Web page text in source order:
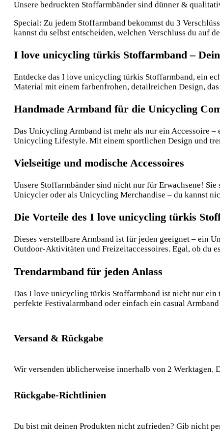
Unsere bedruckten Stoffarmbänder sind dünner &
Special: Zu jedem Stoffarmband bekommst du 3
kannst du selbst entscheiden, welchen Verschluss du auf
I love unicycling türkis Stoffarmband –
Entdecke das I love unicycling türkis Stoffarmband, ein
Material mit einem farbenfrohen, detailreichen Design,
Handmade Armband für die Unicycling
Das Unicycling Armband ist mehr als nur ein Accessoire –
Unicycling Lifestyle. Mit einem sportlichen Design und
Vielseitige und modische Accessoires
Unsere Stoffarmbänder sind nicht nur für Erwachsene!
Unicycler oder als Unicycling Merchandise – du kannst
Die Vorteile des I love unicycling türkis
Dieses verstellbare Armband ist für jeden geeignet – ein
Outdoor-Aktivitäten und Freizeitaccessoires. Egal, ob du
Trendarmband für jeden Anlass
Das I love unicycling türkis Stoffarmband ist nicht nur ein
perfekte Festivalarmband oder einfach ein casual
Versand & Rückgabe
Wir versenden üblicherweise innerhalb von 2 Werktagen.
Rückgabe-Richtlinien
Du bist mit deinen Produkten nicht zufrieden? Gib nicht